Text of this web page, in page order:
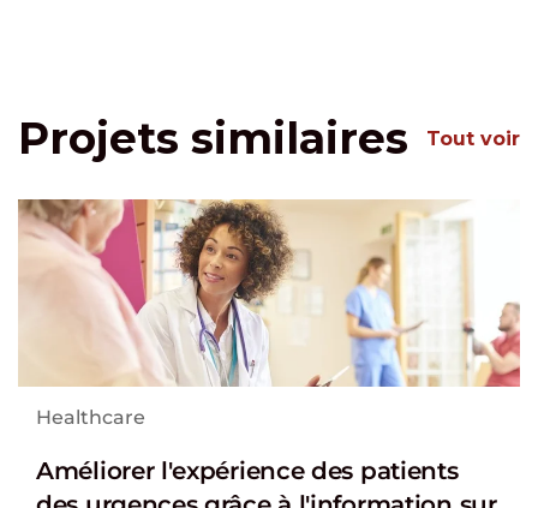
Projets similaires Tout voir
Healthcare
Améliorer l'expérience des patients